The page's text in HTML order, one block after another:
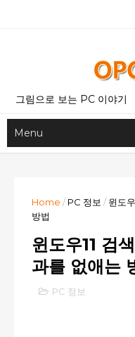
그림으로 보는 PC 이야기
Home / PC 정보 / 윈도
방법
윈도우11 검
과를 없애는
PC 정보